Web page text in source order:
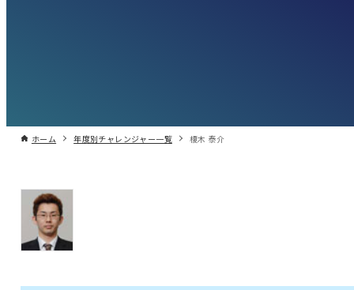
ホーム 年度別チャレンジャー一覧 榎木 泰介